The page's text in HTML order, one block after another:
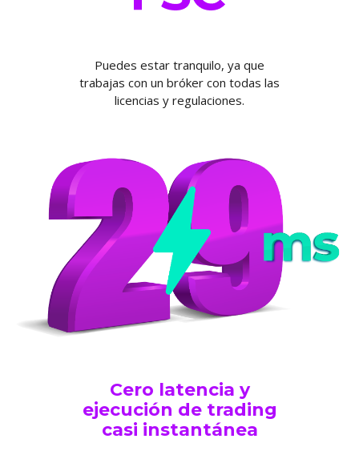
Puedes estar tranquilo, ya que
trabajas con un bróker con todas las
licencias y regulaciones.
Cero latencia y
ejecución de trading
casi instantánea